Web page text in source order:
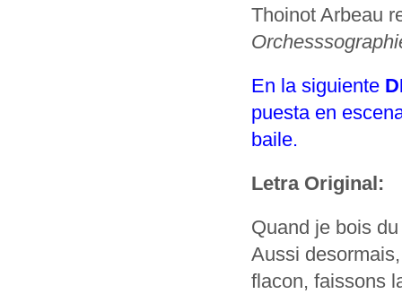
Thoinot Arbeau
En la siguiente
puesta en
baile.
Letra Original:
Quand je bois
Aussi
flacon, faissons